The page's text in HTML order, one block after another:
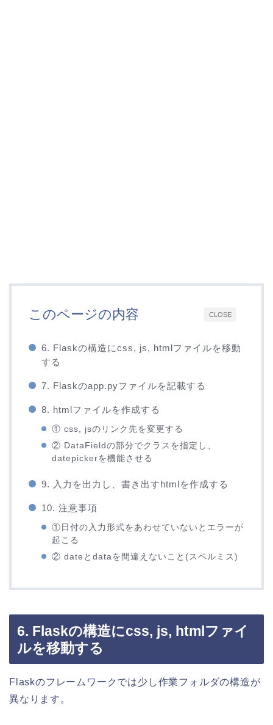
CLOSE
このページの内容
6. Flaskの構造にcss, js, htmlファイルを移動
する
7. Flaskのapp.pyファイルを記載する
8. htmlファイルを作成する
① css, jsのリンク先を変更する
② DataFieldの部分でクラスを指定し、
datepickerを機能させる
9. 入力を出力し、書き出すhtmlを作成する
10. 注意事項
①日付の入力形式をあわせていないとエラーが
起こる
② dateとdataを間違えないこと(スペルミス)
6. Flaskの構造にcss, js, htmlファイ
ルを移動する
Flaskのフレームワークでは少し作業フォルダの構造が
異なります。